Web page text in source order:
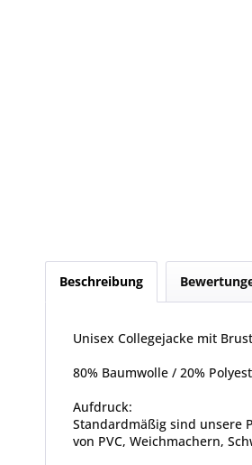
Beschreibung
Unisex Collegejacke mit
80% Baumwolle / 20%
Aufdruck:
Standardmäßig sind unsere
von PVC, Weichmachern,